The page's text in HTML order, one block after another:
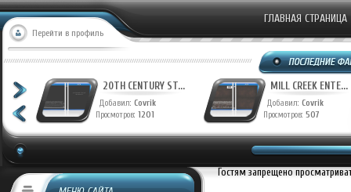
Перейти в профиль
ГЛАВНАЯ СТРАНИЦА
20TH CENTURY ST...
Добавил: Covrik
Просмотров: 1201
MILL CREEK ENTE...
Добавил: Covrik
Просмотров: 507
Гостям запрещено